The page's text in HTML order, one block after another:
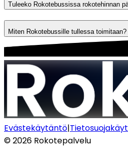
Tuleeko Rokotebussissa rokotehinnan
Miten Rokotebussille tullessa toimitaan?
Evästekäytäntö|
©2026 Rokotepalvelu